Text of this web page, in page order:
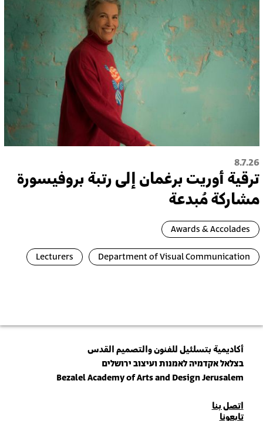
8.7.26
ترقية أُوريت برغمان إلى رتبة بروفيسورة
مشاركة مُبدعة
Awards & Accolades
Department of Visual Communication
Lecturers
أكاديمية بتسلئيل للفنون والتصميم القدس
בצלאל אקדמיה לאמנות ועיצוב ירושלים
Bezalel Academy of Arts and Design Jerusalem
للاتصال
اتصل بنا
تابعونا